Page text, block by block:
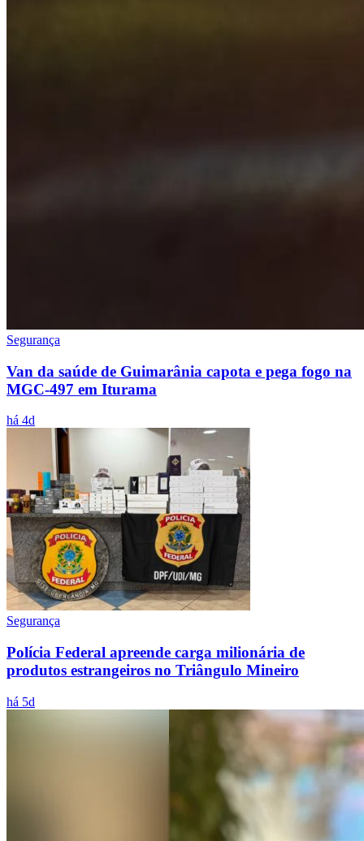
Segurança
Van da saúde de Guimarânia capota e pega fogo na
MGC-497 em Iturama
há 4d
Segurança
Polícia Federal apreende carga milionária de
produtos estrangeiros no Triângulo Mineiro
há 5d